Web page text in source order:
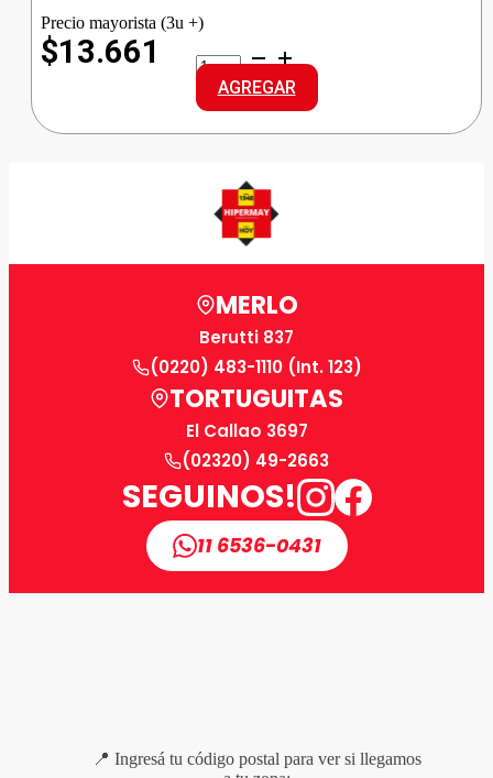
Precio mayorista (3u +)
$13.661
ARCOR
MENTA
CRISTAL
cantidad
AGREGAR
MERLO
Berutti 837
(0220) 483-1110 (Int. 123)
TORTUGUITAS
El Callao 3697
(02320) 49-2663
SEGUINOS!
11 6536-0431
📍 Ingresá tu código postal para ver si llegamos